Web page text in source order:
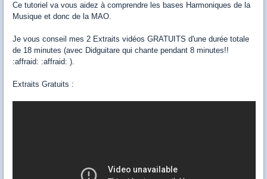
Ce tutoriel va vous aidez à comprendre les bases Harmoniques de la
Musique et donc de la MAO.
Je vous conseil mes 2 Extraits vidéos GRATUITS d'une durée totale
de 18 minutes (avec Didguitare qui chante pendant 8 minutes!!
:affraid: :affraid: ).
Extraits Gratuits :